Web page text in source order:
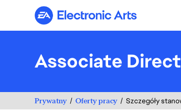
Electronic Arts
Associate
Prywatny Oferty pracy Szczegóły